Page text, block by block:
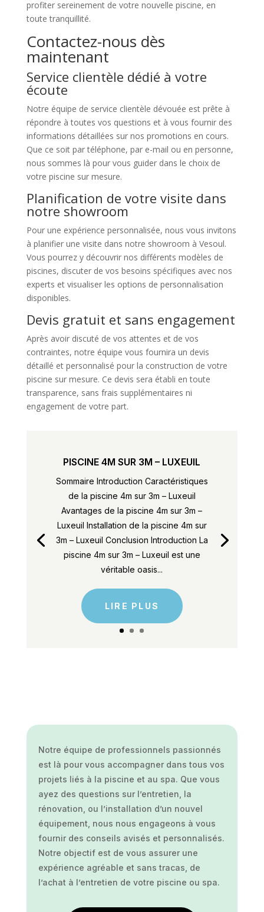
profiter sereinement de votre nouvelle piscine, en
toute tranquillité.
Contactez-nous dès
maintenant
Service clientèle dédié à votre
écoute
Notre équipe de service clientèle dévouée est prête à
répondre à toutes vos questions et à vous fournir des
informations détaillées sur nos promotions en cours.
Que ce soit par téléphone, par e-mail ou en personne,
nous sommes là pour vous guider dans le choix de
votre piscine sur mesure.
Planification de votre visite dans
notre showroom
Pour une expérience personnalisée, nous vous invitons
à planifier une visite dans notre showroom à Vesoul.
Vous pourrez y découvrir nos différents modèles de
piscines, discuter de vos besoins spécifiques avec nos
experts et visualiser les options de personnalisation
disponibles.
Devis gratuit et sans engagement
Après avoir discuté de vos attentes et de vos
contraintes, notre équipe vous fournira un devis
détaillé et personnalisé pour la construction de votre
piscine sur mesure. Ce devis sera établi en toute
transparence, sans frais supplémentaires ni
engagement de votre part.
PISCINE 4M SUR 3M – LUXEUIL
Sommaire Introduction Caractéristiques
de la piscine 4m sur 3m – Luxeuil
Avantages de la piscine 4m sur 3m –
Luxeuil Installation de la piscine 4m sur
3m – Luxeuil Conclusion Introduction La
piscine 4m sur 3m – Luxeuil est une
véritable oasis...
LIRE PLUS
Notre équipe de professionnels passionnés
est là pour vous accompagner dans tous vos
projets liés à la piscine et au spa. Que vous
ayez des questions sur l’entretien, la
rénovation, ou l’installation d’un nouvel
équipement, nous nous engageons à vous
fournir des conseils avisés et personnalisés.
Notre objectif est de vous assurer une
expérience agréable et sans tracas, de
l’achat à l’entretien de votre piscine ou spa.